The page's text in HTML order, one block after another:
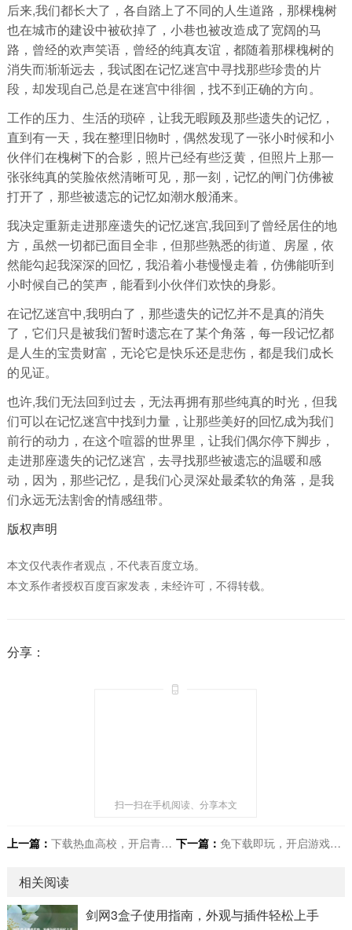
后来,我们都长大了，各自踏上了不同的人生道路，那棵槐树
也在城市的建设中被砍掉了，小巷也被改造成了宽阔的马
路，曾经的欢声笑语，曾经的纯真友谊，都随着那棵槐树的
消失而渐渐远去，我试图在记忆迷宫中寻找那些珍贵的片
段，却发现自己总是在迷宫中徘徊，找不到正确的方向。
工作的压力、生活的琐碎，让我无暇顾及那些遗失的记忆，
直到有一天，我在整理旧物时，偶然发现了一张小时候和小
伙伴们在槐树下的合影，照片已经有些泛黄，但照片上那一
张张纯真的笑脸依然清晰可见，那一刻，记忆的闸门仿佛被
打开了，那些被遗忘的记忆如潮水般涌来。
我决定重新走进那座遗失的记忆迷宫,我回到了曾经居住的地
方，虽然一切都已面目全非，但那些熟悉的街道、房屋，依
然能勾起我深深的回忆，我沿着小巷慢慢走着，仿佛能听到
小时候自己的笑声，能看到小伙伴们欢快的身影。
在记忆迷宫中,我明白了，那些遗失的记忆并不是真的消失
了，它们只是被我们暂时遗忘在了某个角落，每一段记忆都
是人生的宝贵财富，无论它是快乐还是悲伤，都是我们成长
的见证。
也许,我们无法回到过去，无法再拥有那些纯真的时光，但我
们可以在记忆迷宫中找到力量，让那些美好的回忆成为我们
前行的动力，在这个喧嚣的世界里，让我们偶尔停下脚步，
走进那座遗失的记忆迷宫，去寻找那些被遗忘的温暖和感
动，因为，那些记忆，是我们心灵深处最柔软的角落，是我
们永远无法割舍的情感纽带。
版权声明
本文仅代表作者观点，不代表百度立场。
本文系作者授权百度百家发表，未经许可，不得转载。
分享：
扫一扫在手机阅读、分享本文
上一篇： 下载热血高校，开启青春热血影像之旅 下一篇： 免下载即玩，开启游戏全新体验
相关阅读
剑网3盒子使用指南，外观与插件轻松上手